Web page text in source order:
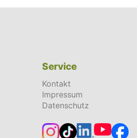
Service
Kontakt
Impressum
Datenschutz